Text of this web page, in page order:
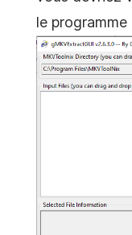
le programme